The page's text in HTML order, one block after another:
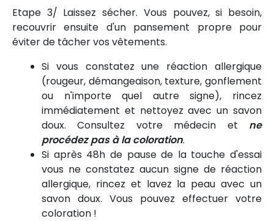
Etape 3/ Laissez sécher. Vous pouvez, si besoin,
recouvrir ensuite d'un pansement propre pour
éviter de tâcher vos vêtements.
Si vous constatez une réaction allergique
(rougeur, démangeaison, texture, gonflement
ou n'importe quel autre signe), rincez
immédiatement et nettoyez avec un savon
doux. Consultez votre médecin et ne
procédez pas à la coloration.
Si après 48h de pause de la touche d'essai
vous ne constatez aucun signe de réaction
allergique, rincez et lavez la peau avec un
savon doux. Vous pouvez effectuer votre
coloration !